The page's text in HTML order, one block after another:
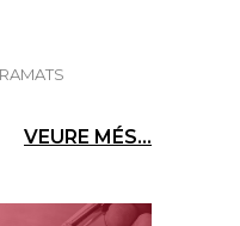
VEURE MÉS...